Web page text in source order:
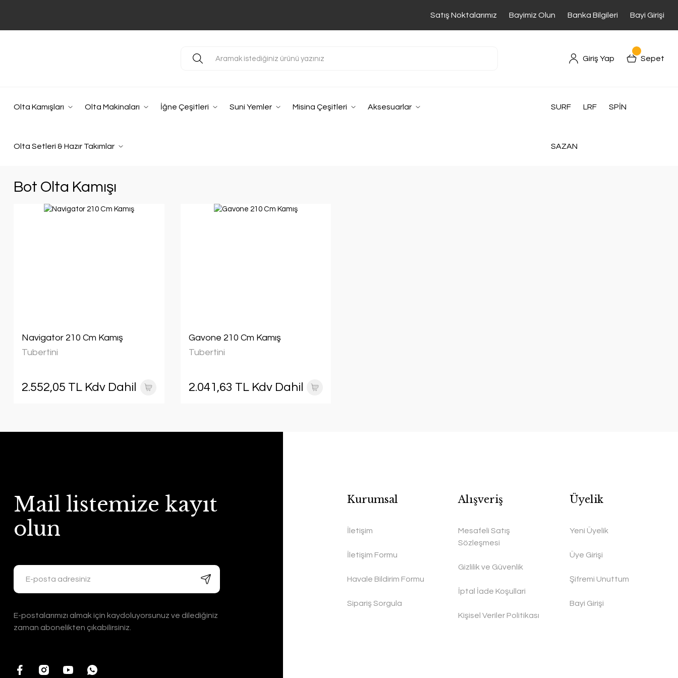
Satış Noktalarımız Bayimiz Olun Banka Bilgileri Bayi Girişi
Giriş Yap Sepet
Olta Kamışları Olta Makinaları İğne Çeşitleri Suni Yemler Misina Çeşitleri Aksesuarlar
Olta Setleri & Hazır Takımlar
SURF LRF SPİN
SAZAN
Bot Olta Kamışı
Navigator 210 Cm Kamış
Tubertini
2.552,05 TL Kdv Dahil
Gavone 210 Cm Kamış
Tubertini
2.041,63 TL Kdv Dahil
Mail listemize kayıt
olun
E-postalarımızı almak için kaydoluyorsunuz ve dilediğiniz
zaman abonelikten çıkabilirsiniz.
Kurumsal
İletişim
İletişim Formu
Havale Bildirim Formu
Sipariş Sorgula
Alışveriş
Mesafeli Satış
Sözleşmesi
Gizlilik ve Güvenlik
İptal İade Koşullari
Kişisel Veriler Politikası
Üyelik
Yeni Üyelik
Üye Girişi
Şifremi Unuttum
Bayi Girişi